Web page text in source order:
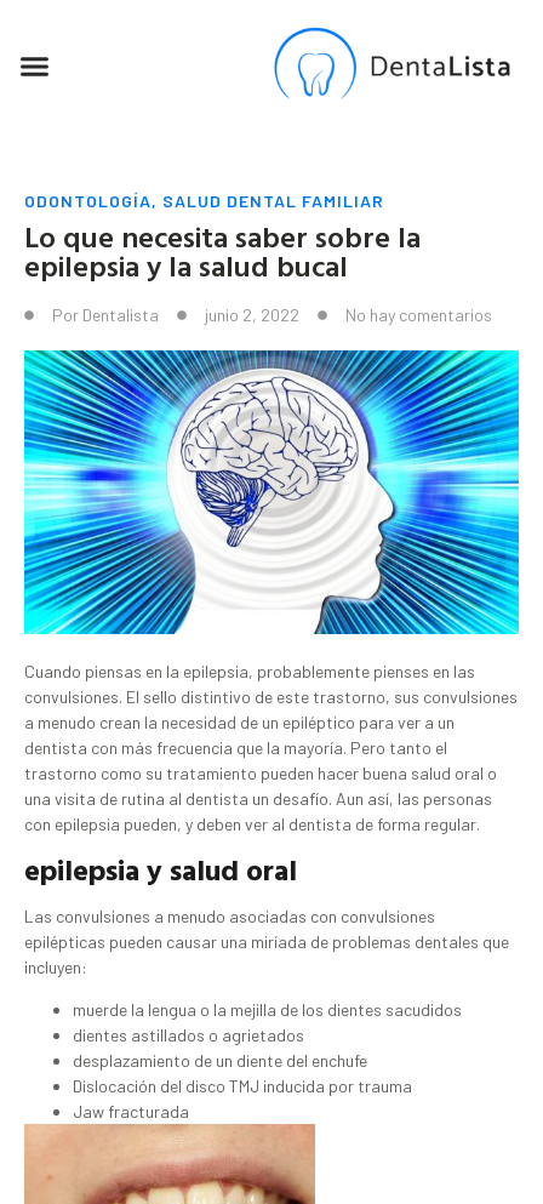
ODONTOLOGÍA, SALUD DENTAL FAMILIAR
Lo que necesita saber sobre la
epilepsia y la salud bucal
Por Dentalista junio 2, 2022 No hay comentarios
Cuando piensas en la epilepsia, probablemente pienses en las
convulsiones. El sello distintivo de este trastorno, sus convulsiones
a menudo crean la necesidad de un epiléptico para ver a un
dentista con más frecuencia que la mayoría. Pero tanto el
trastorno como su tratamiento pueden hacer buena salud oral o
una visita de rutina al dentista un desafío. Aun así, las personas
con epilepsia pueden, y deben ver al dentista de forma regular.
epilepsia y salud oral
Las convulsiones a menudo asociadas con convulsiones
epilépticas pueden causar una miríada de problemas dentales que
incluyen:
muerde la lengua o la mejilla de los dientes sacudidos
dientes astillados o agrietados
desplazamiento de un diente del enchufe
Dislocación del disco TMJ inducida por trauma
Jaw fracturada